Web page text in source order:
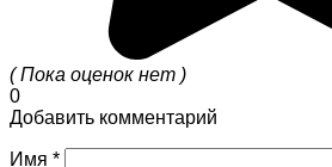
( Пока оценок нет )
0
Добавить комментарий
Имя *